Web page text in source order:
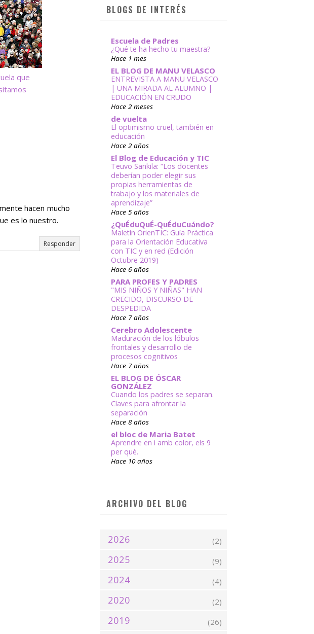
que
hacen mucho
es lo nuestro.
Responder
BLOGS DE INTERÉS
Escuela de Padres
¿Qué te ha hecho tu maestra?
Hace 1 mes
EL BLOG DE MANU VELASCO
ENTREVISTA A MANU VELASCO
| UNA MIRADA AL ALUMNO |
EDUCACIÓN EN CRUDO
Hace 2 meses
de vuelta
El optimismo cruel, también en
educación
Hace 2 años
El Blog de Educación y TIC
Teuvo Sankila: “Los docentes
deberían poder elegir sus
propias herramientas de
trabajo y los materiales de
aprendizaje”
Hace 5 años
¿QuÉduQuÉ-QuÉduCuándo?
Maletín OrienTIC: Guía Práctica
para la Orientación Educativa
con TIC y en red (Edición
Octubre 2019)
Hace 6 años
PARA PROFES Y PADRES
"MIS NIÑOS Y NIÑAS" HAN
CRECIDO, DISCURSO DE
DESPEDIDA
Hace 7 años
Cerebro Adolescente
Maduración de los lóbulos
frontales y desarrollo de
procesos cognitivos
Hace 7 años
EL BLOG DE ÓSCAR
GONZÁLEZ
Cuando los padres se separan.
Claves para afrontar la
separación
Hace 8 años
el bloc de Maria Batet
Aprendre en i amb color, els 9
per què.
Hace 10 años
ARCHIVO DEL BLOG
2026 (2)
2025 (9)
2024 (4)
2020 (2)
2019 (26)